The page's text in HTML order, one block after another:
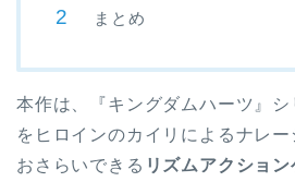
まとめ
本作は、『キングダムハーツ』
をヒロインのカイリによるナレ
おさらいできる リズムアクション